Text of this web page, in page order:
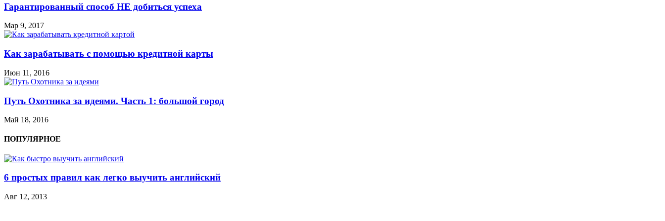
Гарантированный способ НЕ добиться успеха
Мар 9, 2017
Как зарабатывать с помощью кредитной карты
Июн 11, 2016
Путь Охотника за идеями. Часть 1: большой город
Май 18, 2016
ПОПУЛЯРНОЕ
6 простых правил как легко выучить английский
Авг 12, 2013